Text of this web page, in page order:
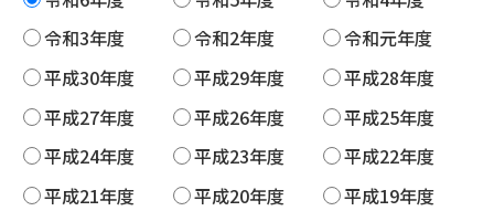
令和3年度
令和2年度
令和元年度
平成30年度
平成29年度
平成28年度
平成27年度
平成26年度
平成25年度
平成24年度
平成23年度
平成22年度
平成21年度
平成20年度
平成19年度